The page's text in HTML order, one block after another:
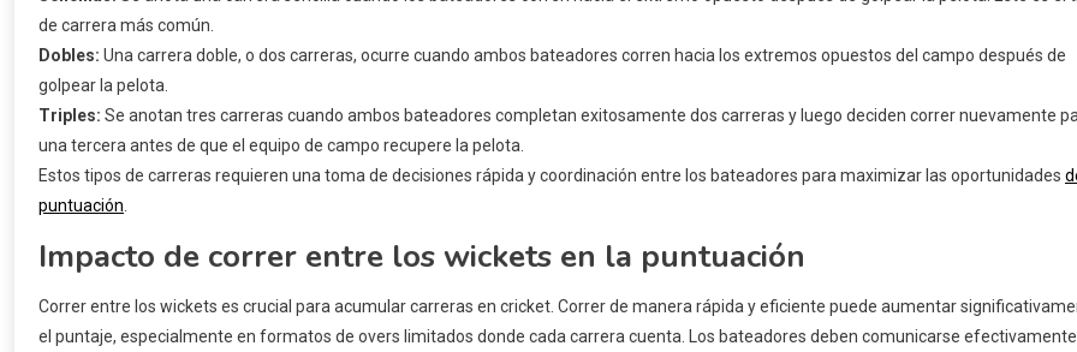
de carrera más común.
Dobles: Una carrera doble, o dos carreras, ocurre cuando ambos bateadores corren hacia los extremos opuestos del campo después de
golpear la pelota.
Triples: Se anotan tres carreras cuando ambos bateadores completan exitosamente dos carreras y luego deciden correr nuevamente
una tercera antes de que el equipo de campo recupere la pelota.
Estos tipos de carreras requieren una toma de decisiones rápida y coordinación entre los bateadores para maximizar las oportunidades
puntuación
Impacto de correr entre los wickets en la puntuación
Correr entre los wickets es crucial para acumular carreras en cricket. Correr de manera rápida y eficiente puede aumentar
el puntaje, especialmente en formatos de overs limitados donde cada carrera cuenta. Los bateadores deben comunicarse efectivamente